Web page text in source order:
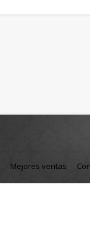
Mejores ventas